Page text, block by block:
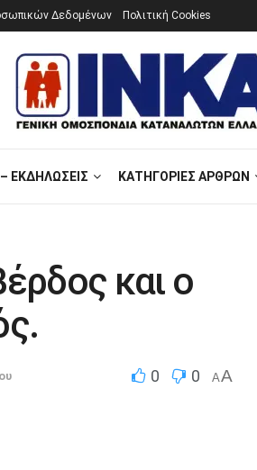
Δεδομένων Πολιτική Cookies
ΕΚΔΗΛΏΣΕΙΣ ΚΑΤΗΓΟΡΊΕΣ ΆΡΘΡΩΝ
και ο
0 0 AA